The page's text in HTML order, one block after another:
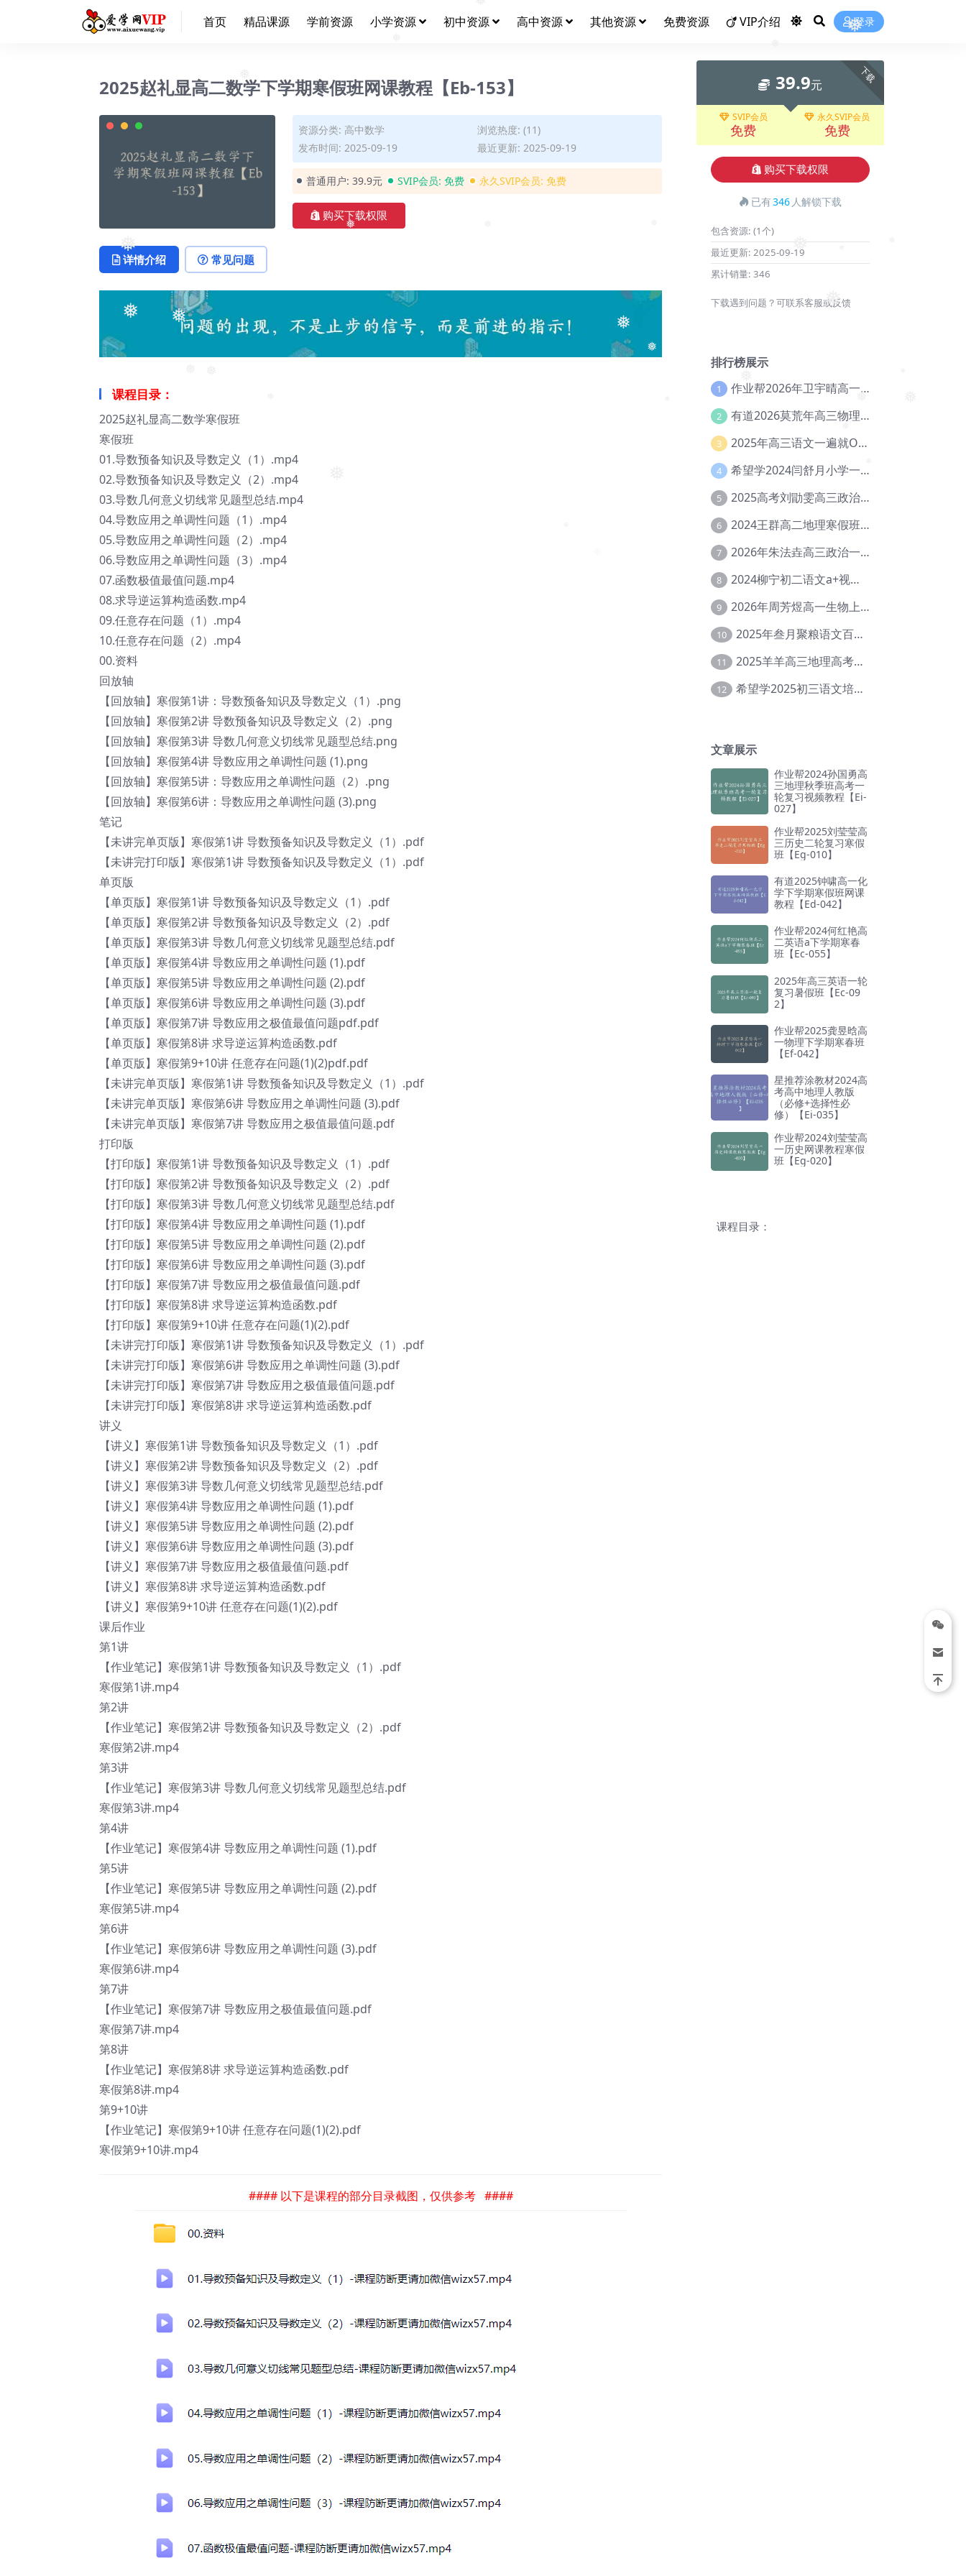
❅
❅
❅
❅
❅
❅
❅
❅
❅
首页 精品课源 学前资源 小学资源 初中资源 高中资源 其他资源 免费资源 VIP介绍 登录
2025赵礼显高二数学下学期寒假班网课教程【Eb-153】
资源分类: 高中数学
浏览热度: (11)
发布时间: 2025-09-19
最近更新: 2025-09-19
普通用户: 39.9元 SVIP会员: 免费 永久SVIP会员: 免费
购买下载权限
详情介绍 常见问题
课程目录：
2025赵礼显高二数学寒假班
寒假班
01.导数预备知识及导数定义（1）.mp4
02.导数预备知识及导数定义（2）.mp4
03.导数几何意义切线常见题型总结.mp4
04.导数应用之单调性问题（1）.mp4
05.导数应用之单调性问题（2）.mp4
06.导数应用之单调性问题（3）.mp4
07.函数极值最值问题.mp4
08.求导逆运算构造函数.mp4
09.任意存在问题（1）.mp4
10.任意存在问题（2）.mp4
00.资料
回放轴
【回放轴】寒假第1讲：导数预备知识及导数定义（1）.png
【回放轴】寒假第2讲 导数预备知识及导数定义（2）.png
【回放轴】寒假第3讲 导数几何意义切线常见题型总结.png
【回放轴】寒假第4讲 导数应用之单调性问题 (1).png
【回放轴】寒假第5讲：导数应用之单调性问题（2）.png
【回放轴】寒假第6讲：导数应用之单调性问题 (3).png
笔记
【未讲完单页版】寒假第1讲 导数预备知识及导数定义（1）.pdf
【未讲完打印版】寒假第1讲 导数预备知识及导数定义（1）.pdf
单页版
【单页版】寒假第1讲 导数预备知识及导数定义（1）.pdf
【单页版】寒假第2讲 导数预备知识及导数定义（2）.pdf
【单页版】寒假第3讲 导数几何意义切线常见题型总结.pdf
【单页版】寒假第4讲 导数应用之单调性问题 (1).pdf
【单页版】寒假第5讲 导数应用之单调性问题 (2).pdf
【单页版】寒假第6讲 导数应用之单调性问题 (3).pdf
【单页版】寒假第7讲 导数应用之极值最值问题pdf.pdf
【单页版】寒假第8讲 求导逆运算构造函数.pdf
【单页版】寒假第9+10讲 任意存在问题(1)(2)pdf.pdf
【未讲完单页版】寒假第1讲 导数预备知识及导数定义（1）.pdf
【未讲完单页版】寒假第6讲 导数应用之单调性问题 (3).pdf
【未讲完单页版】寒假第7讲 导数应用之极值最值问题.pdf
打印版
【打印版】寒假第1讲 导数预备知识及导数定义（1）.pdf
【打印版】寒假第2讲 导数预备知识及导数定义（2）.pdf
【打印版】寒假第3讲 导数几何意义切线常见题型总结.pdf
【打印版】寒假第4讲 导数应用之单调性问题 (1).pdf
【打印版】寒假第5讲 导数应用之单调性问题 (2).pdf
【打印版】寒假第6讲 导数应用之单调性问题 (3).pdf
【打印版】寒假第7讲 导数应用之极值最值问题.pdf
【打印版】寒假第8讲 求导逆运算构造函数.pdf
【打印版】寒假第9+10讲 任意存在问题(1)(2).pdf
【未讲完打印版】寒假第1讲 导数预备知识及导数定义（1）.pdf
【未讲完打印版】寒假第6讲 导数应用之单调性问题 (3).pdf
【未讲完打印版】寒假第7讲 导数应用之极值最值问题.pdf
【未讲完打印版】寒假第8讲 求导逆运算构造函数.pdf
讲义
【讲义】寒假第1讲 导数预备知识及导数定义（1）.pdf
【讲义】寒假第2讲 导数预备知识及导数定义（2）.pdf
【讲义】寒假第3讲 导数几何意义切线常见题型总结.pdf
【讲义】寒假第4讲 导数应用之单调性问题 (1).pdf
【讲义】寒假第5讲 导数应用之单调性问题 (2).pdf
【讲义】寒假第6讲 导数应用之单调性问题 (3).pdf
【讲义】寒假第7讲 导数应用之极值最值问题.pdf
【讲义】寒假第8讲 求导逆运算构造函数.pdf
【讲义】寒假第9+10讲 任意存在问题(1)(2).pdf
课后作业
第1讲
【作业笔记】寒假第1讲 导数预备知识及导数定义（1）.pdf
寒假第1讲.mp4
第2讲
【作业笔记】寒假第2讲 导数预备知识及导数定义（2）.pdf
寒假第2讲.mp4
第3讲
【作业笔记】寒假第3讲 导数几何意义切线常见题型总结.pdf
寒假第3讲.mp4
第4讲
【作业笔记】寒假第4讲 导数应用之单调性问题 (1).pdf
第5讲
【作业笔记】寒假第5讲 导数应用之单调性问题 (2).pdf
寒假第5讲.mp4
第6讲
【作业笔记】寒假第6讲 导数应用之单调性问题 (3).pdf
寒假第6讲.mp4
第7讲
【作业笔记】寒假第7讲 导数应用之极值最值问题.pdf
寒假第7讲.mp4
第8讲
【作业笔记】寒假第8讲 求导逆运算构造函数.pdf
寒假第8讲.mp4
第9+10讲
【作业笔记】寒假第9+10讲 任意存在问题(1)(2).pdf
寒假第9+10讲.mp4
#### 以下是课程的部分目录截图，仅供参考 ####
下载
39.9元
SVIP会员
免费
永久SVIP会员
免费
购买下载权限
已有346 人解锁下载
包含资源: (1个)
最近更新: 2025-09-19
累计销量: 346
下载遇到问题？可联系客服或反馈
排行榜展示
1 作业帮2026年卫宇晴高一英语s上学期暑假班【冲顶班】【Ec-003】
2 有道2026莫荒年高三物理一轮复习暑假班网课教程【Ef-044】
3 2025年高三语文一遍就OK高中语文体系课【Ea-028】
4 希望学2024闫舒月小学一年级英语视频教程+讲义【Cc-004】
5 2025高考刘勖雯高三政治三轮复习网课教程【Eh-061】
6 2024王群高二地理寒假班教程【Ei-075】
7 2026年朱法垚高三政治一轮复习暑假班【Eh-041】
8 2024柳宁初二语文a+视频教程+课堂笔记+讲义（暑假班+秋季班）【Da-003】
9 2026年周芳煜高一生物上学期网课教程【Ee-056】
10 2025年叁月聚粮语文百日冲刺｜荡平玄学诅咒【Ea-001】
11 2025羊羊高三地理高考复习视频教程+讲义【Ei-051】
12 希望学2025初三语文培训班秋上A+班（秋上·全国版·A+）【Da-031】
文章展示
作业帮2024孙国勇高
三地理秋季班高考一
轮复习视频教程【Ei-
027】
作业帮2025刘莹莹高
三历史二轮复习寒假
班【Eg-010】
有道2025钟啸高一化
学下学期寒假班网课
教程【Ed-042】
作业帮2024何红艳高
二英语a下学期寒春
班【Ec-055】
2025年高三英语一轮
复习暑假班【Ec-09
2】
作业帮2025龚昱晗高
一物理下学期寒春班
【Ef-042】
星推荐涂教材2024高
考高中地理人教版
（必修+选择性必
修）【Ei-035】
作业帮2024刘莹莹高
一历史网课教程寒假
班【Eg-020】
课程目录：